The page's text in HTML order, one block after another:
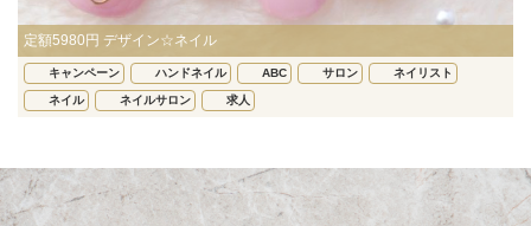
定額5980円 デザイン☆ネイル
キャンペーン ハンドネイル ABC サロン ネイリスト
ネイル ネイルサロン 求人